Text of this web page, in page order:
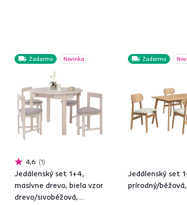
Zadarmo Novinka
4,6 1
Jedálenský set 1+4,
masívne drevo, biela vzor
drevo/sivobéžová,
Zadarmo
Jedálenský set
prírodný/béžová,